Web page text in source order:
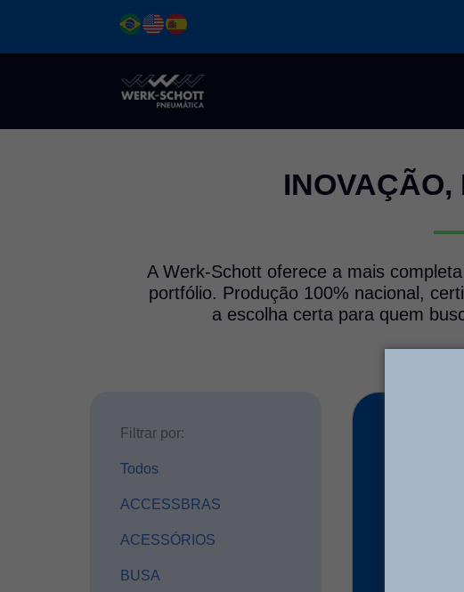
o
A Werk-Schott oferece a mais
portfólio. Produção 100% nacional,
a escolha certa para quem
Filtrar por:
Todos
ACCESSBRAS
ACESSÓRIOS
BUSA